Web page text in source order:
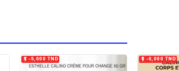
 -5,000 TND  -6,000 TND